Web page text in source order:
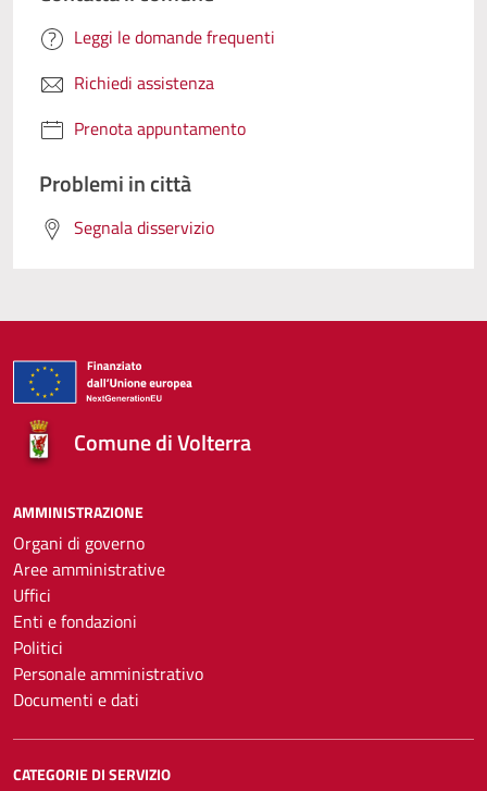
Leggi le domande frequenti
Richiedi assistenza
Prenota appuntamento
Problemi in città
Segnala disservizio
Comune di Volterra
AMMINISTRAZIONE
Organi di governo
Aree amministrative
Uffici
Enti e fondazioni
Politici
Personale amministrativo
Documenti e dati
CATEGORIE DI SERVIZIO